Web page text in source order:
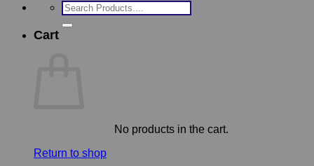
Search
for:
Cart
No products in the cart.
Return to shop